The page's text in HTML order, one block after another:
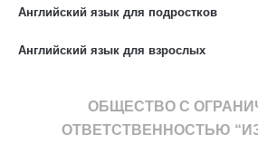
Английский язык для подростков
Английский язык для взрослых
ОБЩЕСТВО С
ОТВЕТСТВЕННОСТЬЮ